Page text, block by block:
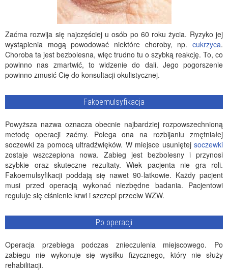
Zaćma rozwija się najczęściej u osób po 60 roku życia. Ryzyko jej
wystąpienia mogą powodować niektóre choroby, np. cukrzyca.
Choroba ta jest bezbolesna, więc trudno tu o szybką reakcję. To, co
powinno nas zmartwić, to widzenie do dali. Jego pogorszenie
powinno zmusić Cię do konsultacji okulistycznej.
Fakoemulsyfikacja
Powyższa nazwa oznacza obecnie najbardziej rozpowszechnioną
metodę operacji zaćmy. Polega ona na rozbijaniu zmętniałej
soczewki za pomocą ultradźwięków. W miejsce usuniętej soczewki
zostaje wszczepiona nowa. Zabieg jest bezbolesny i przynosi
szybkie oraz skuteczne rezultaty. Wiek pacjenta nie gra roli.
Fakoemulsyfikacji poddają się nawet 90-latkowie. Każdy pacjent
musi przed operacją wykonać niezbędne badania. Pacjentowi
reguluje się ciśnienie krwi i szczepi przeciw WZW.
Po operacji
Operacja przebiega podczas znieczulenia miejscowego. Po
zabiegu nie wykonuje się wysiłku fizycznego, który nie służy
rehabilitacji.